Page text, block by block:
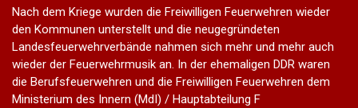
Nach dem Kriege wurden die Freiwilligen Feuerwehren wieder
den Kommunen unterstellt und die neugegründeten
Landesfeuerwehrverbände nahmen sich mehr und mehr auch
wieder der Feuerwehrmusik an. In der ehemaligen DDR waren
die Berufsfeuerwehren und die Freiwilligen Feuerwehren dem
Ministerium des Innern (MdI) / Hauptabteilung F